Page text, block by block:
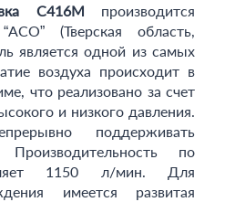
C416M производится
(Тверская область,
является одной из самых
воздуха происходит в
что реализовано за счет
и низкого давления.
поддерживать
по
1150 л/мин. Для
имеется развитая